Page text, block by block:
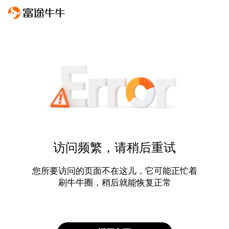
访问频繁，请稍后重试
您所要访问的页面不在这儿，它可能正忙着
刷牛牛圈，稍后就能恢复正常